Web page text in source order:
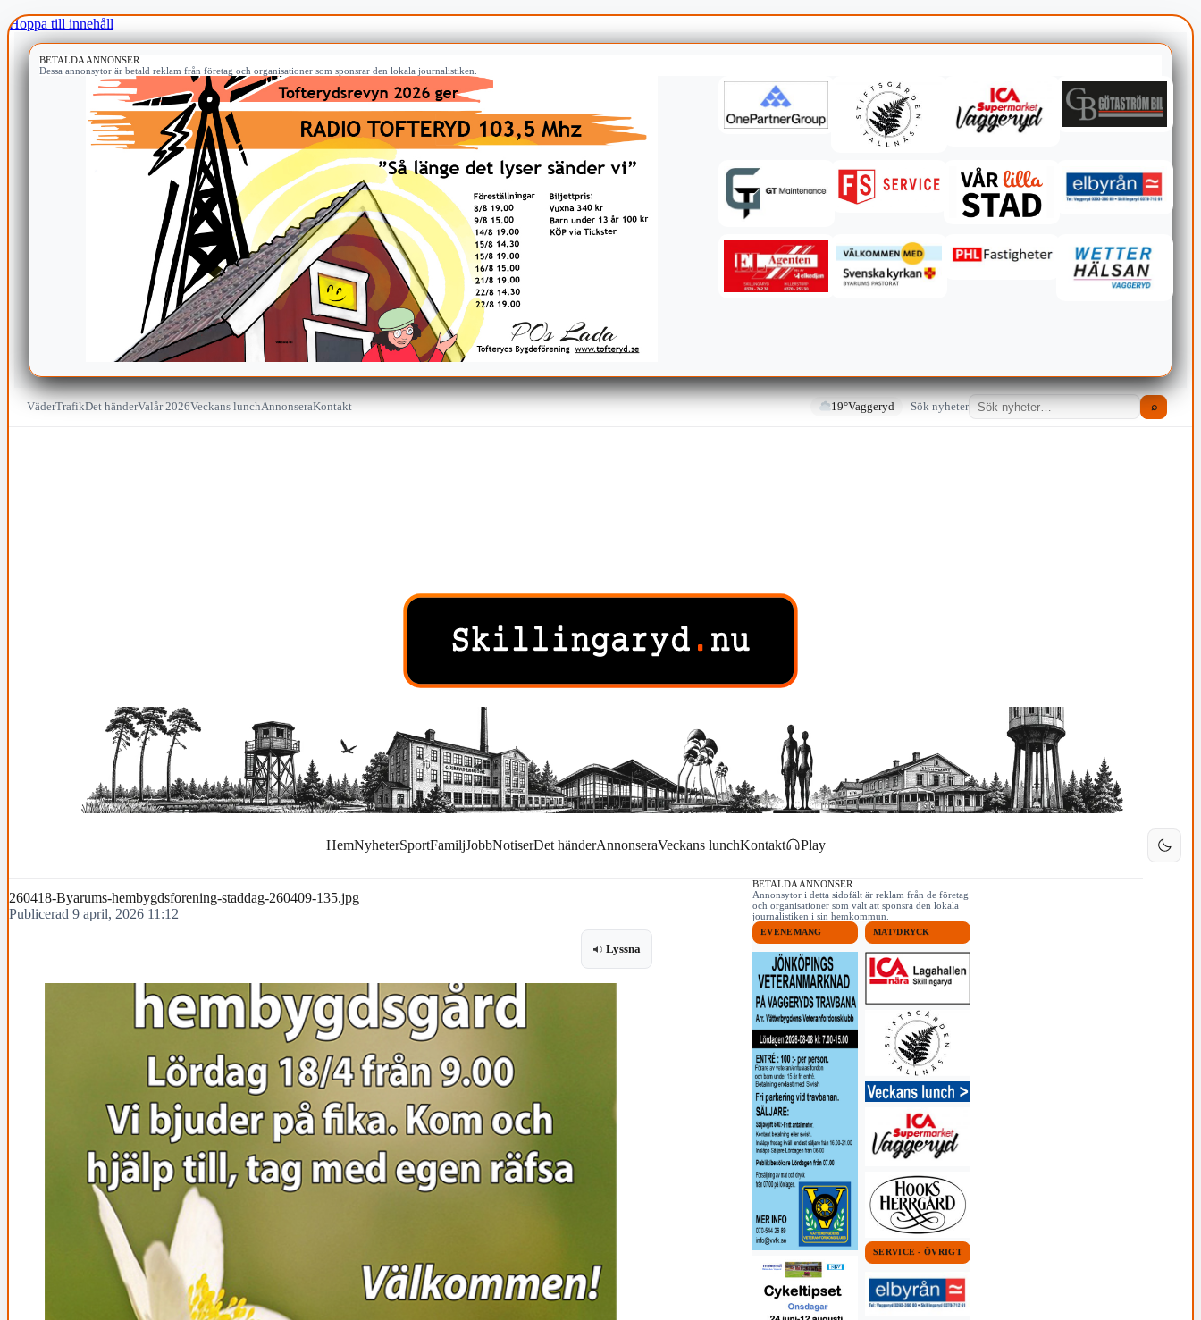
Hoppa till innehåll
BETALDA ANNONSER
Dessa annonsytor är betald reklam från företag och organisationer som sponsrar den lokala journalistiken.
VäderTrafikDet händerValår 2026Veckans lunchAnnonseraKontakt 19°Vaggeryd Sök nyheter ⌕
HemNyheterSportFamiljJobbNotiserDet händerAnnonseraVeckans lunchKontakt Play
260418-Byarums-hembygdsforening-staddag-260409-135.jpg
Publicerad 9 april, 2026 11:12
Lyssna
BETALDA ANNONSER
Annonsytor i detta sidofält är reklam från de företag
och organisationer som valt att sponsra den lokala
journalistiken i sin hemkommun.
EVENEMANG MAT/DRYCK
SERVICE - ÖVRIGT